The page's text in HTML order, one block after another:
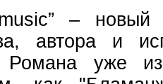
–
автора и
Романа уже